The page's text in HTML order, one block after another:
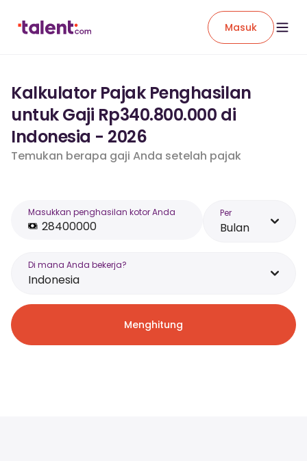
Masuk
Kalkulator Pajak Penghasilan
untuk Gaji Rp340.800.000 di
Indonesia - 2026
Temukan berapa gaji Anda setelah pajak
Masukkan penghasilan kotor Anda Per
Bulan
Di mana Anda bekerja?
Indonesia
Menghitung